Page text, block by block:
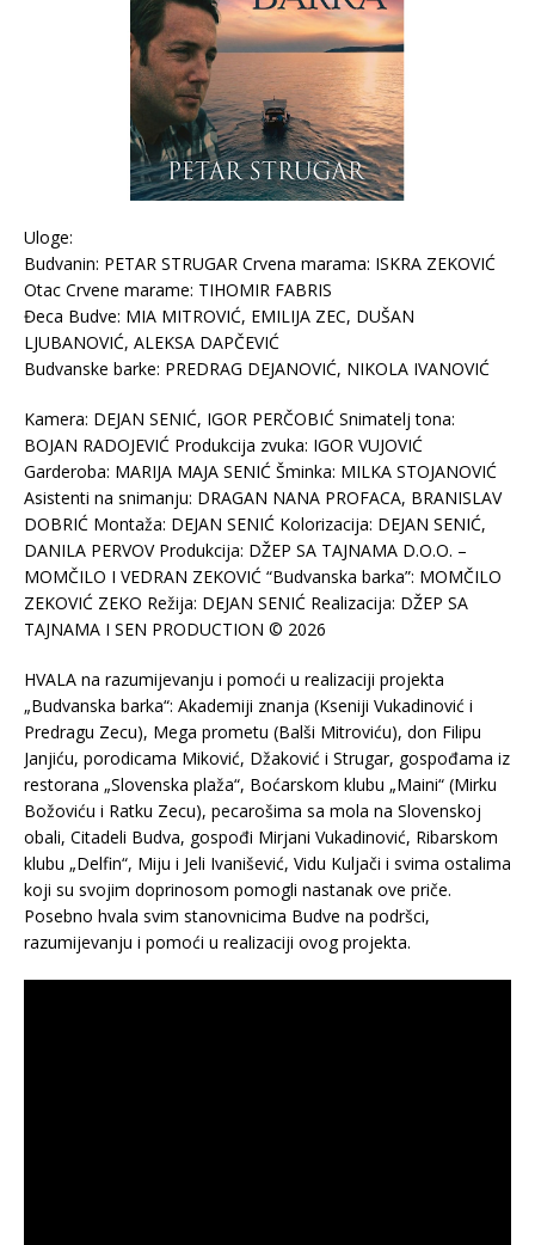
Uloge:
Budvanin: PETAR STRUGAR Crvena marama: ISKRA ZEKOVIĆ
Otac Crvene marame: TIHOMIR FABRIS
Đeca Budve: MIA MITROVIĆ, EMILIJA ZEC, DUŠAN
LJUBANOVIĆ, ALEKSA DAPČEVIĆ
Budvanske barke: PREDRAG DEJANOVIĆ, NIKOLA IVANOVIĆ
Kamera: DEJAN SENIĆ, IGOR PERČOBIĆ Snimatelj tona:
BOJAN RADOJEVIĆ Produkcija zvuka: IGOR VUJOVIĆ
Garderoba: MARIJA MAJA SENIĆ Šminka: MILKA STOJANOVIĆ
Asistenti na snimanju: DRAGAN NANA PROFACA, BRANISLAV
DOBRIĆ Montaža: DEJAN SENIĆ Kolorizacija: DEJAN SENIĆ,
DANILA PERVOV Produkcija: DŽEP SA TAJNAMA D.O.O. –
MOMČILO I VEDRAN ZEKOVIĆ “Budvanska barka”: MOMČILO
ZEKOVIĆ ZEKO Režija: DEJAN SENIĆ Realizacija: DŽEP SA
TAJNAMA I SEN PRODUCTION © 2026
HVALA na razumijevanju i pomoći u realizaciji projekta
„Budvanska barka“: Akademiji znanja (Kseniji Vukadinović i
Predragu Zecu), Mega prometu (Balši Mitroviću), don Filipu
Janjiću, porodicama Miković, Džaković i Strugar, gospođama iz
restorana „Slovenska plaža“, Boćarskom klubu „Maini“ (Mirku
Božoviću i Ratku Zecu), pecarošima sa mola na Slovenskoj
obali, Citadeli Budva, gospođi Mirjani Vukadinović, Ribarskom
klubu „Delfin“, Miju i Jeli Ivanišević, Vidu Kuljači i svima ostalima
koji su svojim doprinosom pomogli nastanak ove priče.
Posebno hvala svim stanovnicima Budve na podršci,
razumijevanju i pomoći u realizaciji ovog projekta.